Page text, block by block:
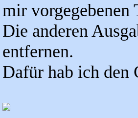
mir vorgegebenen
Die anderen
entfernen.
Dafür hab ich den